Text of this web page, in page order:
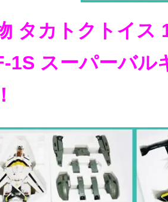
タカトクトイス
1S スーパーバル